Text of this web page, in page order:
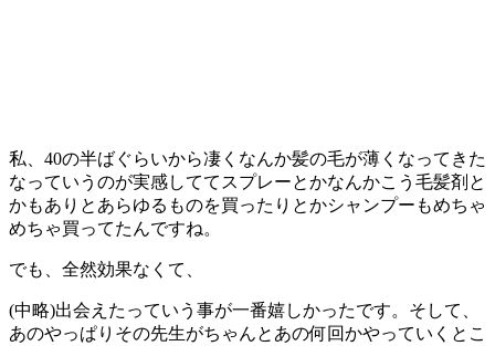
私、40の半ばぐらいから凄くなんか髪の毛が薄くなってきた
なっていうのが実感しててスプレーとかなんかこう毛髪剤と
かもありとあらゆるものを買ったりとかシャンプーもめちゃ
めちゃ買ってたんですね。
でも、全然効果なくて、
(中略)出会えたっていう事が一番嬉しかったです。そして、
あのやっぱりその先生がちゃんとあの何回かやっていくとこ